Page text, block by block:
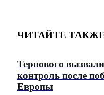
ЧИТАЙТЕ
Тернового
контроль после
Европы